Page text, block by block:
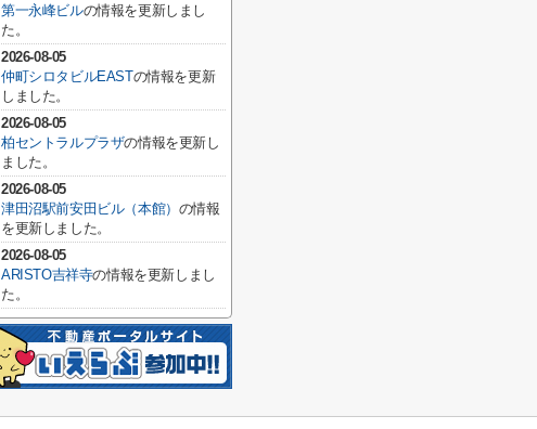
第一永峰ビルの情報を更新しまし
た。
2026-08-05
仲町シロタビルEASTの情報を更新
しました。
2026-08-05
柏セントラルプラザの情報を更新し
ました。
2026-08-05
津田沼駅前安田ビル（本館） の情報
を更新しました。
2026-08-05
ARISTO吉祥寺の情報を更新しまし
た。